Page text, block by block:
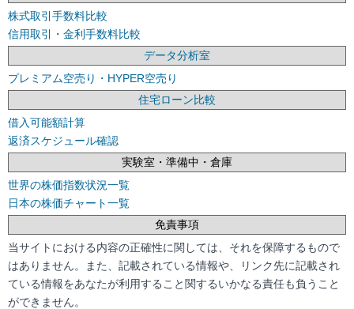
株式取引手数料比較
信用取引・金利手数料比較
データ分析室
プレミアム空売り・HYPER空売り
住宅ローン比較
借入可能額計算
返済スケジュール確認
実験室・準備中・倉庫
世界の株価指数状況一覧
日本の株価チャート一覧
免責事項
当サイトにおける内容の正確性に関しては、それを保障するもので
はありません。また、記載されている情報や、リンク先に記載され
ている情報をあなたが利用すること関するいかなる責任も負うこと
ができません。